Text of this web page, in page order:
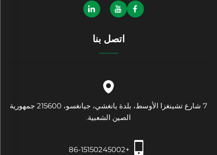
اتصل بنا
7 شارع تشينغزا الأوسط، بلدة يانغشي، جيانغسو، 215600 جمهورية
الصين الشعبية.
+86-15150245002